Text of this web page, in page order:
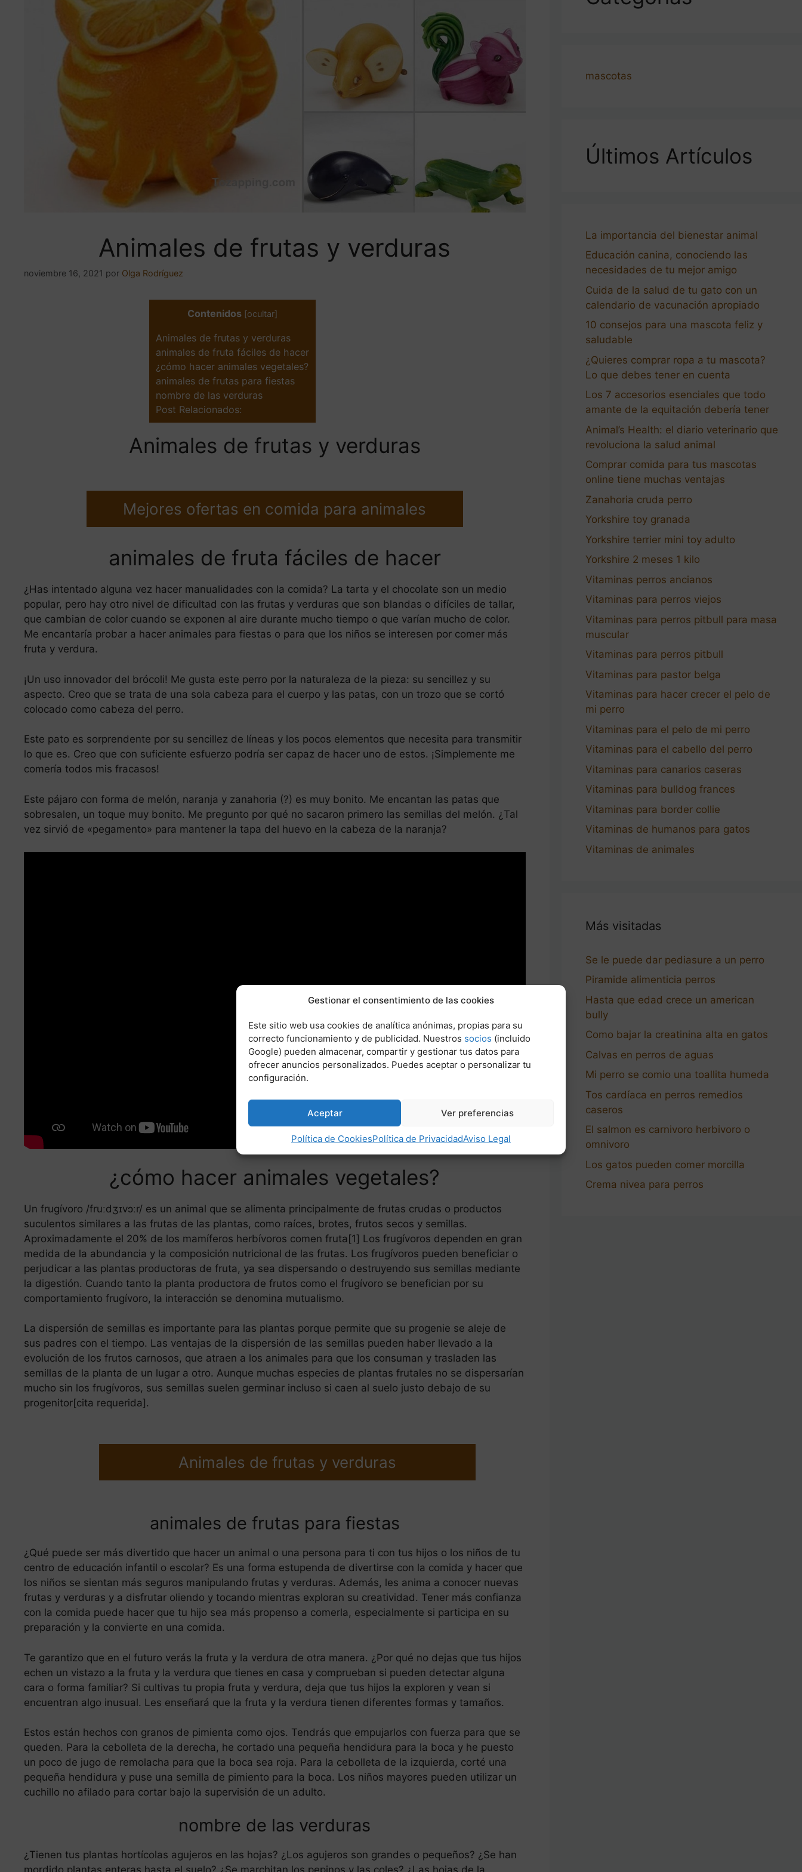
Gestionar el consentimiento de las cookies
Este sitio web usa cookies de analítica anónimas, propias para su
correcto funcionamiento y de publicidad. Nuestros socios (incluido
Google) pueden almacenar, compartir y gestionar tus datos para
ofrecer anuncios personalizados. Puedes aceptar o personalizar tu
configuración.
Aceptar Ver preferencias
Política de CookiesPolítica de PrivacidadAviso Legal
Animales de frutas y verduras
noviembre 16, 2021 por Olga Rodríguez
Contenidos [ocultar]
Animales de frutas y verduras
animales de fruta fáciles de hacer
¿cómo hacer animales vegetales?
animales de frutas para fiestas
nombre de las verduras
Post Relacionados:
Animales de frutas y verduras
Mejores ofertas en comida para animales
animales de fruta fáciles de hacer
¿Has intentado alguna vez hacer manualidades con la comida? La tarta y el chocolate son un medio
popular, pero hay otro nivel de dificultad con las frutas y verduras que son blandas o difíciles de tallar,
que cambian de color cuando se exponen al aire durante mucho tiempo o que varían mucho de color.
Me encantaría probar a hacer animales para fiestas o para que los niños se interesen por comer más
fruta y verdura.
¡Un uso innovador del brócoli! Me gusta este perro por la naturaleza de la pieza: su sencillez y su
aspecto. Creo que se trata de una sola cabeza para el cuerpo y las patas, con un trozo que se cortó
colocado como cabeza del perro.
Este pato es sorprendente por su sencillez de líneas y los pocos elementos que necesita para transmitir
lo que es. Creo que con suficiente esfuerzo podría ser capaz de hacer uno de estos. ¡Simplemente me
comería todos mis fracasos!
Este pájaro con forma de melón, naranja y zanahoria (?) es muy bonito. Me encantan las patas que
sobresalen, un toque muy bonito. Me pregunto por qué no sacaron primero las semillas del melón. ¿Tal
vez sirvió de «pegamento» para mantener la tapa del huevo en la cabeza de la naranja?
¿cómo hacer animales vegetales?
Un frugívoro /fruːdʒɪvɔːr/ es un animal que se alimenta principalmente de frutas crudas o productos
suculentos similares a las frutas de las plantas, como raíces, brotes, frutos secos y semillas.
Aproximadamente el 20% de los mamíferos herbívoros comen fruta[1] Los frugívoros dependen en gran
medida de la abundancia y la composición nutricional de las frutas. Los frugívoros pueden beneficiar o
perjudicar a las plantas productoras de fruta, ya sea dispersando o destruyendo sus semillas mediante
la digestión. Cuando tanto la planta productora de frutos como el frugívoro se benefician por su
comportamiento frugívoro, la interacción se denomina mutualismo.
La dispersión de semillas es importante para las plantas porque permite que su progenie se aleje de
sus padres con el tiempo. Las ventajas de la dispersión de las semillas pueden haber llevado a la
evolución de los frutos carnosos, que atraen a los animales para que los consuman y trasladen las
semillas de la planta de un lugar a otro. Aunque muchas especies de plantas frutales no se dispersarían
mucho sin los frugívoros, sus semillas suelen germinar incluso si caen al suelo justo debajo de su
progenitor[cita requerida].
Animales de frutas y verduras
animales de frutas para fiestas
¿Qué puede ser más divertido que hacer un animal o una persona para ti con tus hijos o los niños de tu
centro de educación infantil o escolar? Es una forma estupenda de divertirse con la comida y hacer que
los niños se sientan más seguros manipulando frutas y verduras. Además, les anima a conocer nuevas
frutas y verduras y a disfrutar oliendo y tocando mientras exploran su creatividad. Tener más confianza
con la comida puede hacer que tu hijo sea más propenso a comerla, especialmente si participa en su
preparación y la convierte en una comida.
Te garantizo que en el futuro verás la fruta y la verdura de otra manera. ¿Por qué no dejas que tus hijos
echen un vistazo a la fruta y la verdura que tienes en casa y comprueban si pueden detectar alguna
cara o forma familiar? Si cultivas tu propia fruta y verdura, deja que tus hijos la exploren y vean si
encuentran algo inusual. Les enseñará que la fruta y la verdura tienen diferentes formas y tamaños.
Estos están hechos con granos de pimienta como ojos. Tendrás que empujarlos con fuerza para que se
queden. Para la cebolleta de la derecha, he cortado una pequeña hendidura para la boca y he puesto
un poco de jugo de remolacha para que la boca sea roja. Para la cebolleta de la izquierda, corté una
pequeña hendidura y puse una semilla de pimiento para la boca. Los niños mayores pueden utilizar un
cuchillo no afilado para cortar bajo la supervisión de un adulto.
nombre de las verduras
¿Tienen tus plantas hortícolas agujeros en las hojas? ¿Los agujeros son grandes o pequeños? ¿Se han
mordido plantas enteras hasta el suelo? ¿Se marchitan los pepinos y las coles? ¿Las hojas de la
mascotas
Últimos Artículos
La importancia del bienestar animal
Educación canina, conociendo las
necesidades de tu mejor amigo
Cuida de la salud de tu gato con un
calendario de vacunación apropiado
10 consejos para una mascota feliz y
saludable
¿Quieres comprar ropa a tu mascota?
Lo que debes tener en cuenta
Los 7 accesorios esenciales que todo
amante de la equitación debería tener
Animal’s Health: el diario veterinario que
revoluciona la salud animal
Comprar comida para tus mascotas
online tiene muchas ventajas
Zanahoria cruda perro
Yorkshire toy granada
Yorkshire terrier mini toy adulto
Yorkshire 2 meses 1 kilo
Vitaminas perros ancianos
Vitaminas para perros viejos
Vitaminas para perros pitbull para masa
muscular
Vitaminas para perros pitbull
Vitaminas para pastor belga
Vitaminas para hacer crecer el pelo de
mi perro
Vitaminas para el pelo de mi perro
Vitaminas para el cabello del perro
Vitaminas para canarios caseras
Vitaminas para bulldog frances
Vitaminas para border collie
Vitaminas de humanos para gatos
Vitaminas de animales
Más visitadas
Se le puede dar pediasure a un perro
Piramide alimenticia perros
Hasta que edad crece un american
bully
Como bajar la creatinina alta en gatos
Calvas en perros de aguas
Mi perro se comio una toallita humeda
Tos cardíaca en perros remedios
caseros
El salmon es carnivoro herbivoro o
omnivoro
Los gatos pueden comer morcilla
Crema nivea para perros